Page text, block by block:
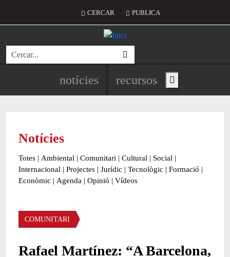
Menú del compte d'usuari
CERCAR PUBLICA
Cerca
Navegació principal de
notícies recursos Show main menu
Notícies
Totes | Ambiental | Comunitari | Cultural | Social |
Internacional | Projectes | Jurídic | Tecnològic | Formació |
Econòmic | Agenda | Opinió | Vídeos
Àmbit de la notícia
COMUNITARI
Rafael Martínez: “A Barcelona,